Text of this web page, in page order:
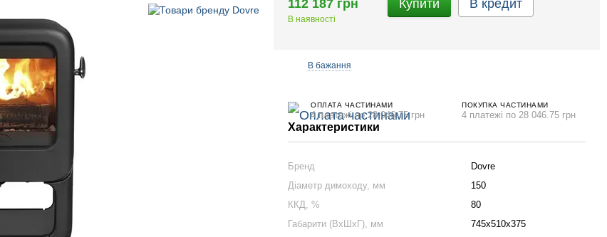
112 187 грн
В наявності
Купити В кредит
В бажання
ОПЛАТА ЧАСТИНАМИ
4 платежі по 28 046.75 грн
ПОКУПКА ЧАСТИНАМИ
4 платежі по 28 046.75 грн
Характеристики
Бренд
Dovre
Діаметр димоходу, мм
150
ККД, %
80
Габарити (ВхШхГ), мм
745х510х375